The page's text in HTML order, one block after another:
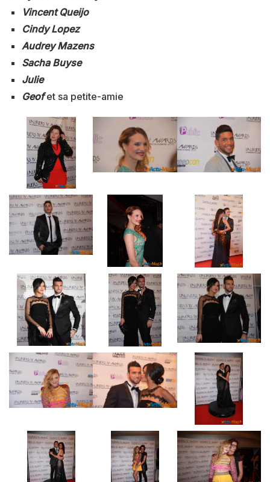
Vincent Queijo
Cindy Lopez
Audrey Mazens
Sacha Buyse
Julie
Geofet sa petite-amie